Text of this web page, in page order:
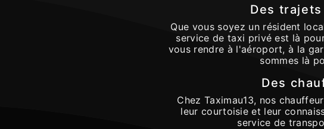
Des
Que vous soyez un résident
service de taxi privé est là
vous rendre à l'aéroport, à la
sommes là
Des
Chez Taximau13, nos
leur courtoisie et leur
service de